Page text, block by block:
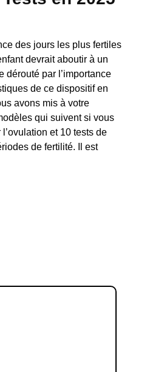
des jours les plus fertiles
devrait aboutir à un
dérouté par l’importance
de ce dispositif en
avons mis à votre
qui suivent si vous
et 10 tests de
de fertilité. Il est